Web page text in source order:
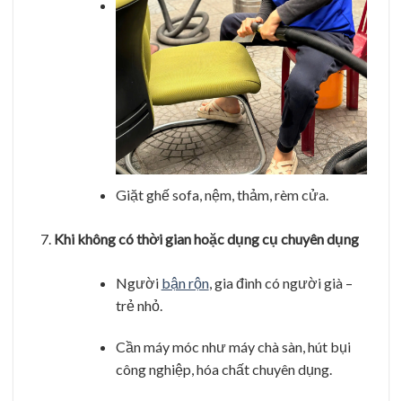
Giặt ghế sofa, nệm, thảm, rèm cửa.
Khi không có thời gian hoặc dụng cụ chuyên dụng
Người bận rộn, gia đình có người già –
trẻ nhỏ.
Cần máy móc như máy chà sàn, hút bụi
công nghiệp, hóa chất chuyên dụng.